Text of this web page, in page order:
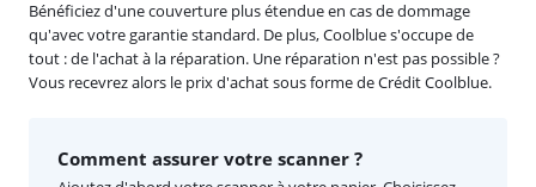
Bénéficiez d'une couverture plus étendue en cas de dommage
qu'avec votre garantie standard. De plus, Coolblue s'occupe de
tout : de l'achat à la réparation. Une réparation n'est pas possible ?
Vous recevrez alors le prix d'achat sous forme de Crédit Coolblue.
Comment assurer votre scanner ?